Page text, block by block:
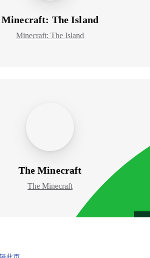
Minecraft: The Island
Minecraft: The Island
The Minecraft
The Minecraft